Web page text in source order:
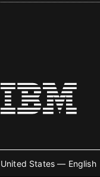
United States — English